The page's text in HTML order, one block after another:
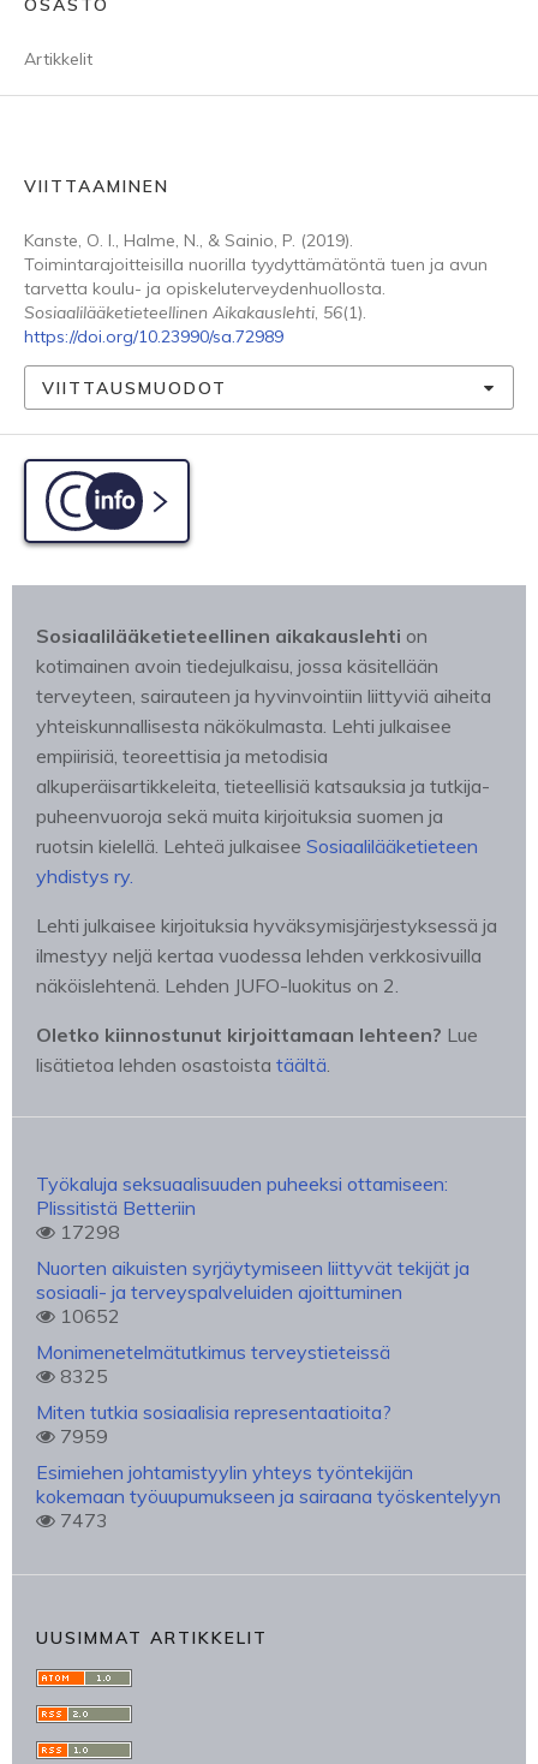
OSASTO
Artikkelit
VIITTAAMINEN
Kanste, O. I., Halme, N., & Sainio, P. (2019).
Toimintarajoitteisilla nuorilla tyydyttämätöntä tuen ja avun
tarvetta koulu- ja opiskeluterveydenhuollosta.
Sosiaalilääketieteellinen Aikakauslehti, 56(1).
https://doi.org/10.23990/sa.72989
VIITTAUSMUODOT
C-info
Sosiaalilääketieteellinen aikakauslehti on
kotimainen avoin tiedejulkaisu, jossa käsitellään
terveyteen, sairauteen ja hyvinvointiin liittyviä aiheita
yhteiskunnallisesta näkökulmasta. Lehti julkaisee
empiirisiä, teoreettisia ja metodisia
alkuperäisartikkeleita, tieteellisiä katsauksia ja tutkija-
puheenvuoroja sekä muita kirjoituksia suomen ja
ruotsin kielellä. Lehteä julkaisee Sosiaalilääketieteen
yhdistys ry.
Lehti julkaisee kirjoituksia hyväksymisjärjestyksessä ja
ilmestyy neljä kertaa vuodessa lehden verkkosivuilla
näköislehtenä. Lehden JUFO-luokitus on 2.
Oletko kiinnostunut kirjoittamaan lehteen? Lue
lisätietoa lehden osastoista täältä.
Työkaluja seksuaalisuuden puheeksi ottamiseen:
Plissitistä Betteriin
17298
Nuorten aikuisten syrjäytymiseen liittyvät tekijät ja
sosiaali- ja terveyspalveluiden ajoittuminen
10652
Monimenetelmätutkimus terveystieteissä
8325
Miten tutkia sosiaalisia representaatioita?
7959
Esimiehen johtamistyylin yhteys työntekijän
kokemaan työuupumukseen ja sairaana työskentelyyn
7473
UUSIMMAT ARTIKKELIT